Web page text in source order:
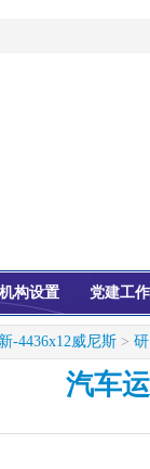
机构设置 党建工作
-4436x12威尼斯 >
汽车